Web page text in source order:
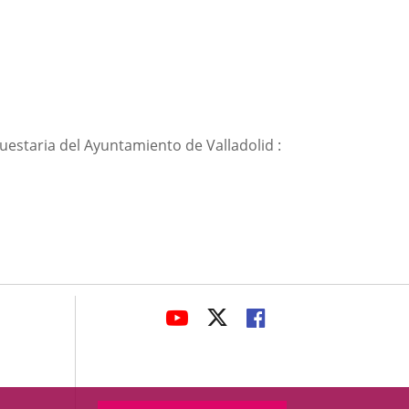
del Ayuntamiento de Valladolid :
ENLACE
APLICACIÓN
ENLACE
APLICACIÓN
ENLACE
APLICACIÓN